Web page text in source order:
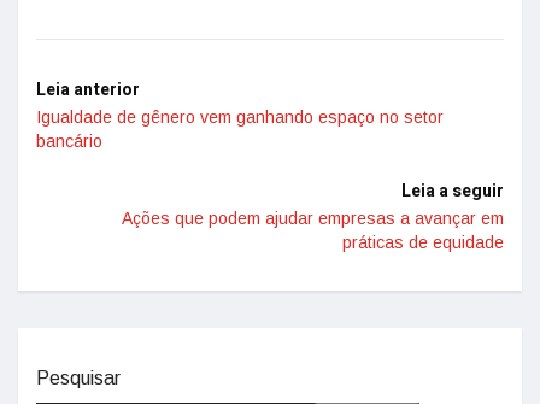
Leia anterior
Igualdade de gênero vem ganhando espaço no setor
bancário
Leia a seguir
Ações que podem ajudar empresas a avançar em
práticas de equidade
Pesquisar